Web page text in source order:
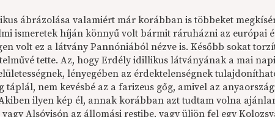
ábrázolása valamiért már korábban is többeket
ismeretek híján könnyű volt bármit ráruházni az európai
volt ez a látvány Pannóniából nézve is. Később sokat
tette. Az, hogy Erdély idillikus látványának a mai
lényegében az érdektelenségnek
táplál, nem kevésbé az a farizeus gőg, amivel az
ilyen kép él, annak korábban azt tudtam volna
Alsóvisón az állomási restibe, vagy üljön fel egy